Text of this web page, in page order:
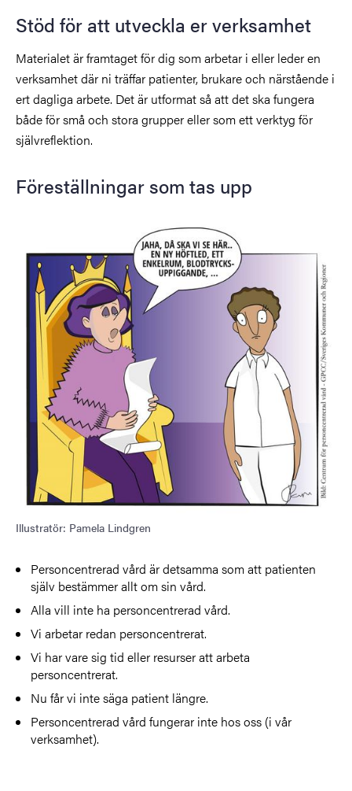
Stöd för att utveckla er verksamhet
Materialet är framtaget för dig som arbetar i eller leder en
verksamhet där ni träffar patienter, brukare och närstående i
ert dagliga arbete. Det är utformat så att det ska fungera
både för små och stora grupper eller som ett verktyg för
självreflektion.
Föreställningar som tas upp
Illustratör: Pamela Lindgren
Personcentrerad vård är detsamma som att patienten
själv bestämmer allt om sin vård.
Alla vill inte ha personcentrerad vård.
Vi arbetar redan personcentrerat.
Vi har vare sig tid eller resurser att arbeta
personcentrerat.
Nu får vi inte säga patient längre.
Personcentrerad vård fungerar inte hos oss (i vår
verksamhet).